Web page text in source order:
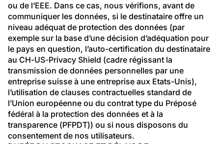
ou de l’EEE. Dans ce cas, nous vérifions, avant de
communiquer les données, si le destinataire offre un
niveau adéquat de protection des données (par
exemple sur la base d’une décision d’adéquation pour
le pays en question, l’auto-certification du destinataire
au CH-US-Privacy Shield (cadre régissant la
transmission de données personnelles par une
entreprise suisse à une entreprise aux Etats-Unis),
l’utilisation de clauses contractuelles standard de
l’Union européenne ou du contrat type du Préposé
fédéral à la protection des données et à la
transparence (PFPDT)) ou si nous disposons du
consentement de nos utilisateurs.